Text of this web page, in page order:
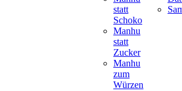
statt
Schoko
Manhu
statt
Zucker
Manhu
zum
Würzen